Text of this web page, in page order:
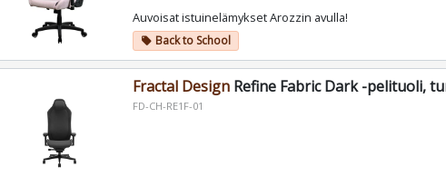
Auvoisat istuinelämykset Arozzin avulla!
local_offer Back to School
Fractal DesignRefine Fabric Dark -pelituoli,
FD-CH-RE1F-01